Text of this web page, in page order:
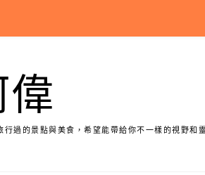
過的景點與美食，希望能帶給你不一樣的視野和